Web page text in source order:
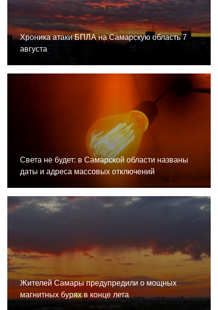
Хроника атаки БПЛА на Самарскую область 7
августа
Света не будет: в Самарской области названы
даты и адреса массовых отключений
Жителей Самары предупредили о мощных
магнитных бурях в конце лета